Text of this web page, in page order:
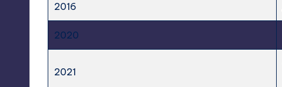
2016
2020
2021